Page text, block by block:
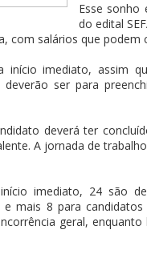
Esse sonho
do edital
com salários que podem
início imediato, assim
ser para
deverá ter
A jornada de
imediato, 24 são
mais 8 para
geral,